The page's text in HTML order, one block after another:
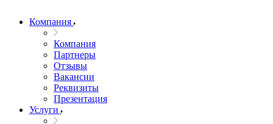
Компания
Компания
Партнеры
Отзывы
Вакансии
Реквизиты
Презентация
Услуги